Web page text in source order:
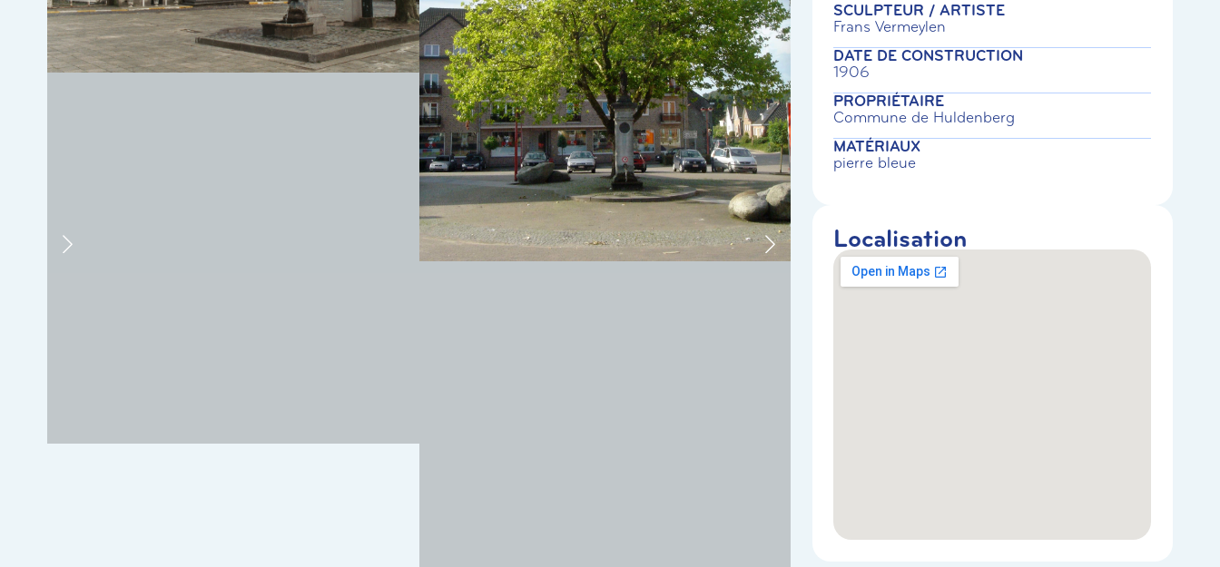
SCULPTEUR / ARTISTE
Frans Vermeylen
DATE DE CONSTRUCTION
1906
PROPRIÉTAIRE
Commune de Huldenberg
MATÉRIAUX
pierre bleue
Localisation